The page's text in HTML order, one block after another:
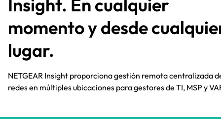
Insight. En cualquier
momento y desde
lugar.​
NETGEAR Insight proporciona gestión remota centralizada
redes en múltiples ubicaciones para gestores de TI, MSP y